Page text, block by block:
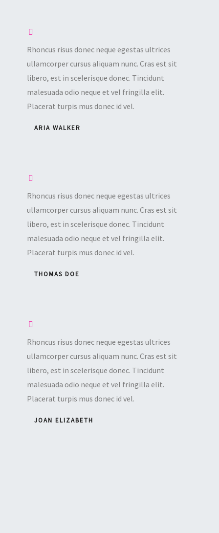
Rhoncus risus donec neque egestas ultrices
ullamcorper cursus aliquam nunc. Cras est sit
libero, est in scelerisque donec. Tincidunt
malesuada odio neque et vel fringilla elit.
Placerat turpis mus donec id vel.
ARIA WALKER
Rhoncus risus donec neque egestas ultrices
ullamcorper cursus aliquam nunc. Cras est sit
libero, est in scelerisque donec. Tincidunt
malesuada odio neque et vel fringilla elit.
Placerat turpis mus donec id vel.
THOMAS DOE
Rhoncus risus donec neque egestas ultrices
ullamcorper cursus aliquam nunc. Cras est sit
libero, est in scelerisque donec. Tincidunt
malesuada odio neque et vel fringilla elit.
Placerat turpis mus donec id vel.
JOAN ELIZABETH